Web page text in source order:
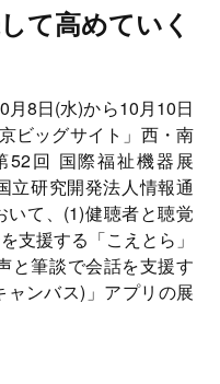
て高めていく
8日(水)から10月10日
ビッグサイト」西・南
52回 国際福祉機器展
立研究開発法人情報通
て、(1)健聴者と聴覚
支援する「こえとら」
と筆談で会話を支援す
ャンバス)」アプリの展